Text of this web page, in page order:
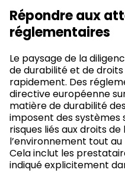
Répondre aux
réglementaires
Le paysage de la
de durabilité et de
rapidement. Des
directive européenne
matière de durabilité
imposent des systèmes
risques liés aux droits
l’environnement tout
Cela inclut les
indiqué explicitement